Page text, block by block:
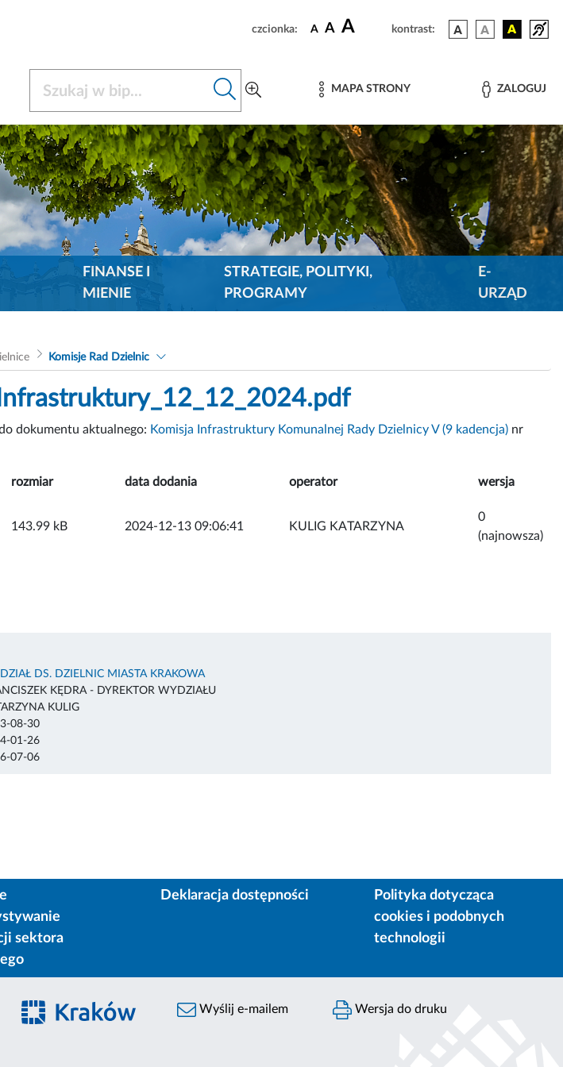
czcionka: A A A kontrast:
MAPA STRONY ZALOGUJ
FINANSE I
MIENIE
STRATEGIE, POLITYKI,
PROGRAMY
E-
URZĄD
Komisje Rad Dzielnic
dokumentu aktualnego: Komisja Infrastruktury Komunalnej Rady Dzielnicy V (9 kadencja) nr
rozmiar data dodania operator wersja
143.99 kB 2024-12-13 09:06:41 KULIG KATARZYNA
0
(najnowsza)
DS. DZIELNIC MIASTA KRAKOWA
KĘDRA - DYREKTOR WYDZIAŁU
KULIG
08-30
01-26
07-06
sektora
Deklaracja dostępności
Polityka dotycząca
cookies i podobnych
technologii
Wyślij e-mailem Wersja do druku